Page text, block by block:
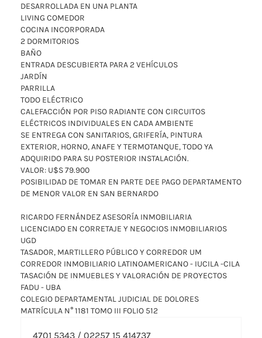
DESARROLLADA EN UNA PLANTA
LIVING COMEDOR
COCINA INCORPORADA
2 DORMITORIOS
BAÑO
ENTRADA DESCUBIERTA PARA 2 VEHÍCULOS
JARDÍN
PARRILLA
TODO ELÉCTRICO
CALEFACCIÓN POR PISO RADIANTE CON CIRCUITOS
ELÉCTRICOS INDIVIDUALES EN CADA AMBIENTE
SE ENTREGA CON SANITARIOS, GRIFERÍA, PINTURA
EXTERIOR, HORNO, ANAFE Y TERMOTANQUE, TODO YA
ADQUIRIDO PARA SU POSTERIOR INSTALACIÓN.
VALOR: U$S 79.900
POSIBILIDAD DE TOMAR EN PARTE DEE PAGO DEPARTAMENTO
DE MENOR VALOR EN SAN BERNARDO
RICARDO FERNÁNDEZ ASESORÍA INMOBILIARIA
LICENCIADO EN CORRETAJE Y NEGOCIOS INMOBILIARIOS
UGD
TASADOR, MARTILLERO PÚBLICO Y CORREDOR UM
CORREDOR INMOBILIARIO LATINOAMERICANO - IUCILA -CILA
TASACIÓN DE INMUEBLES Y VALORACIÓN DE PROYECTOS
FADU - UBA
COLEGIO DEPARTAMENTAL JUDICIAL DE DOLORES
MATRÍCULA N° 1181 TOMO III FOLIO 512
4701 5343 / 02257 15 414737